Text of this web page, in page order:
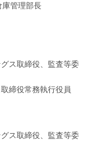
管理部長
ス取締役、監査等委
締役常務執行役員
ス取締役、監査等委